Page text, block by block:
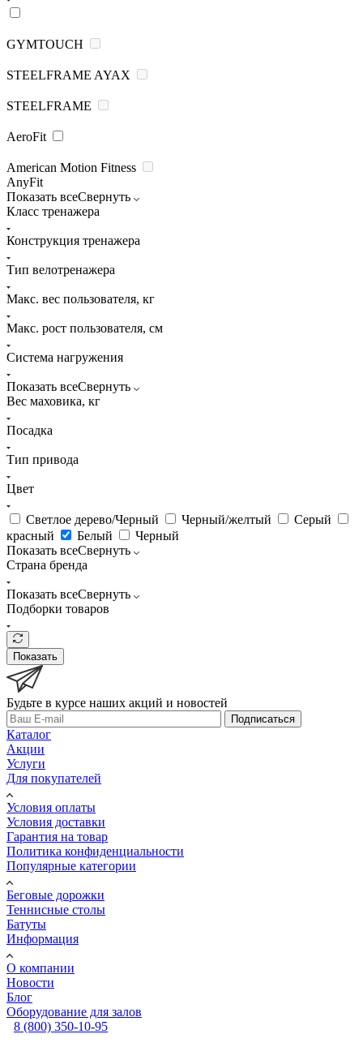
GYMTOUCH
STEELFRAME AYAX
STEELFRAME
AeroFit
American Motion Fitness
AnyFit
Показать всеСвернуть
Класс тренажера
Конструкция тренажера
Тип велотренажера
Макс. вес пользователя, кг
Макс. рост пользователя, см
Система нагружения
Показать всеСвернуть
Вес маховика, кг
Посадка
Тип привода
Цвет
Светлое дерево/Черный Черный/желтый
Серый
красный
Белый
Черный
Показать всеСвернуть
Страна бренда
Показать всеСвернуть
Подборки товаров
Показать
Будьте в курсе наших акций и новостей
Подписаться
Каталог
Акции
Услуги
Для покупателей
Условия оплаты
Условия доставки
Гарантия на товар
Политика конфиденциальности
Популярные категории
Беговые дорожки
Теннисные столы
Батуты
Информация
О компании
Новости
Блог
Оборудование для залов
8 (800) 350-10-95